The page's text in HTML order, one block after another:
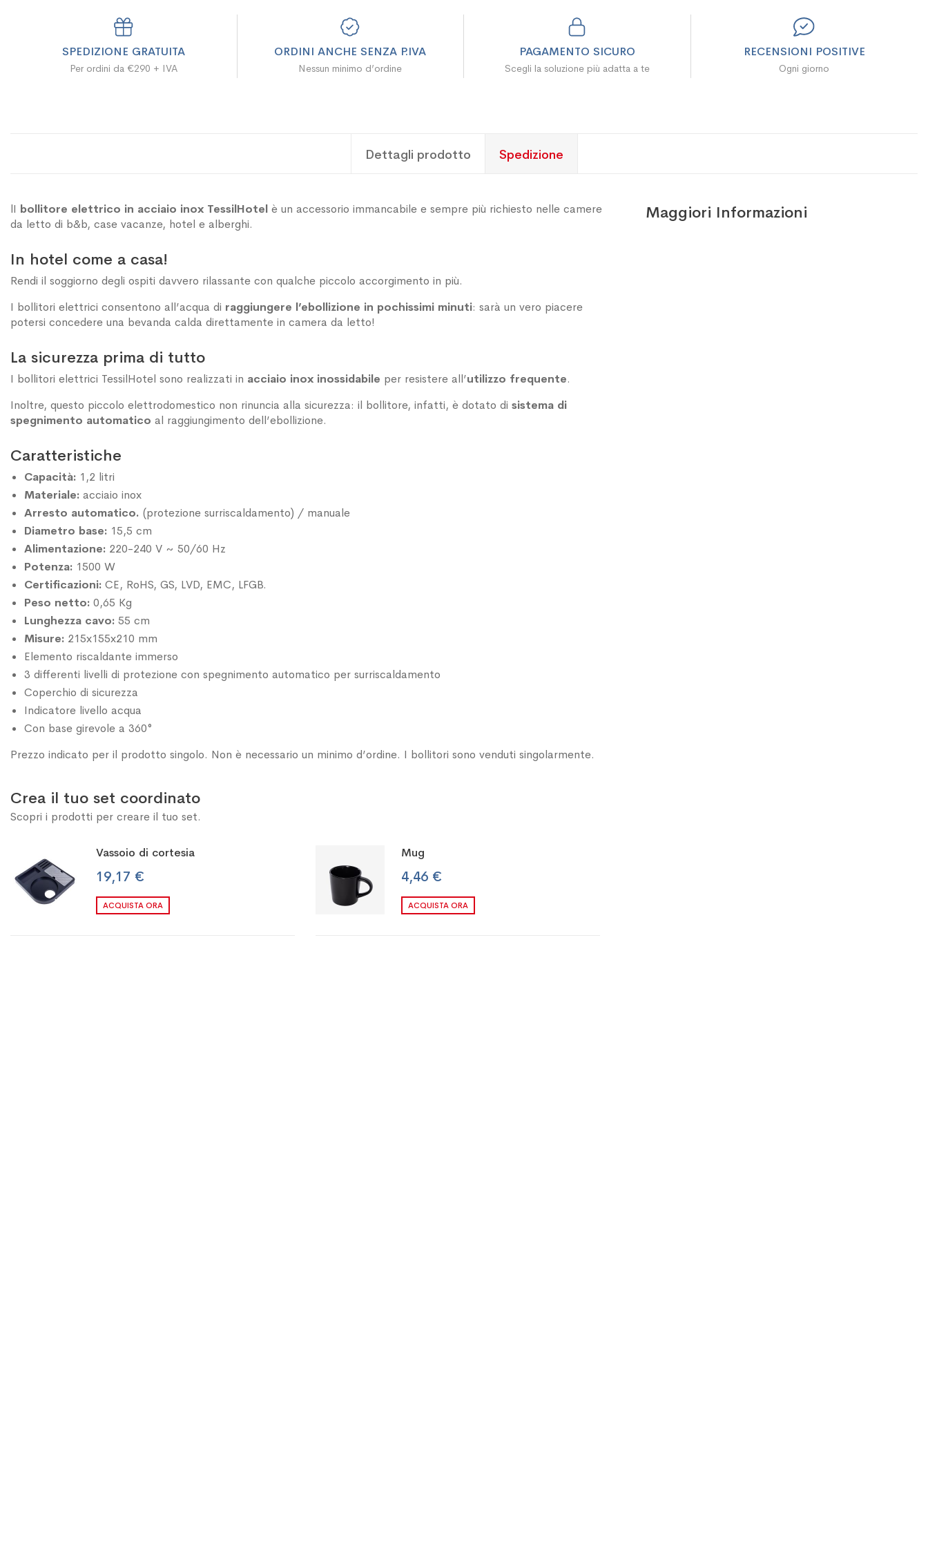
SPEDIZIONE GRATUITA
Per ordini da €290 + IVA
ORDINI ANCHE SENZA P.IVA
Nessun minimo d’ordine
PAGAMENTO SICURO
Scegli la soluzione più adatta a te
RECENSIONI POSITIVE
Ogni giorno
Dettagli prodotto
lI bollitore elettrico in acciaio inox TessilHotel è un accessorio immancabile e sempre più richiesto nelle camere
da letto di b&b, case vacanze, hotel e alberghi.
In hotel come a casa!
Rendi il soggiorno degli ospiti davvero rilassante con qualche piccolo accorgimento in più.
I bollitori elettrici consentono all’acqua di raggiungere l’ebollizione in pochissimi minuti: sarà un vero piacere
potersi concedere una bevanda calda direttamente in camera da letto!
La sicurezza prima di tutto
I bollitori elettrici TessilHotel sono realizzati in acciaio inox inossidabile per resistere all’utilizzo frequente.
Inoltre, questo piccolo elettrodomestico non rinuncia alla sicurezza: il bollitore, infatti, è dotato di sistema di
spegnimento automatico al raggiungimento dell’ebollizione.
Caratteristiche
Capacità: 1,2 litri
Materiale: acciaio inox
Arresto automatico. (protezione surriscaldamento) / manuale
Diametro base: 15,5 cm
Alimentazione: 220-240 V ~ 50/60 Hz
Potenza: 1500 W
Certificazioni: CE, RoHS, GS, LVD, EMC, LFGB.
Peso netto: 0,65 Kg
Lunghezza cavo: 55 cm
Misure: 215x155x210 mm
Elemento riscaldante immerso
3 differenti livelli di protezione con spegnimento automatico per surriscaldamento
Coperchio di sicurezza
Indicatore livello acqua
Con base girevole a 360°
Prezzo indicato per il prodotto singolo. Non è necessario un minimo d’ordine. I bollitori sono venduti singolarmente.
Maggiori Informazioni
Spedizione
Crea il tuo set coordinato
Scopri i prodotti per creare il tuo set.
Vassoio di cortesia
19,17 €
ACQUISTA ORA
Mug
4,46 €
ACQUISTA ORA